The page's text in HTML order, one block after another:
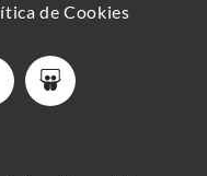
de Cookies